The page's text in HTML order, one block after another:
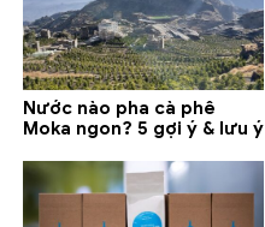
Nước nào pha cà phê
Moka ngon? 5 gợi ý & lưu ý